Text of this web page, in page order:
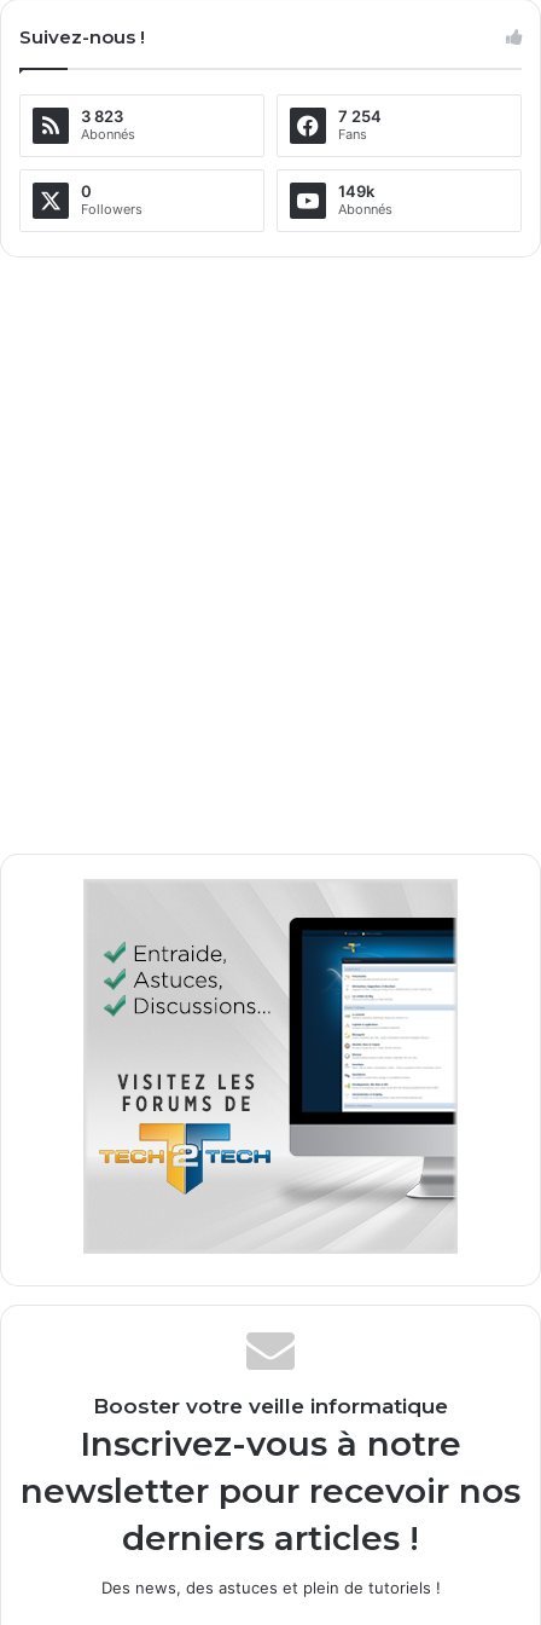
t
n
t
i
Suivez-nous !
3 823
Abonnés
7 254
Fans
0
Followers
149k
Abonnés
Booster votre veille informatique
Inscrivez-vous à notre
newsletter pour recevoir nos
derniers articles !
Des news, des astuces et plein de tutoriels !